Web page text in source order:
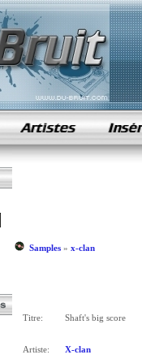
samples de rap
Samples» x-clan
Titre: Shaft's big score
Artiste: X-clan